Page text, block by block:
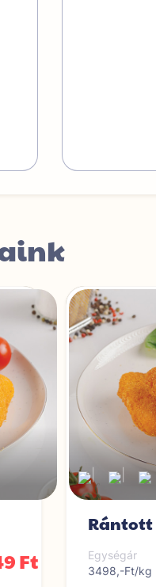
Ft
|
Egységár
3498,-Ft/kg